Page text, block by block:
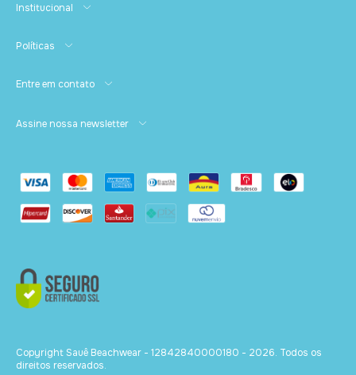
Institucional
Políticas
Entre em contato
Assine nossa newsletter
Copyright Sauê Beachwear - 12842840000180 - 2026. Todos os
direitos reservados.